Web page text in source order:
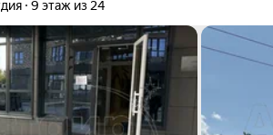
9 этаж из 24